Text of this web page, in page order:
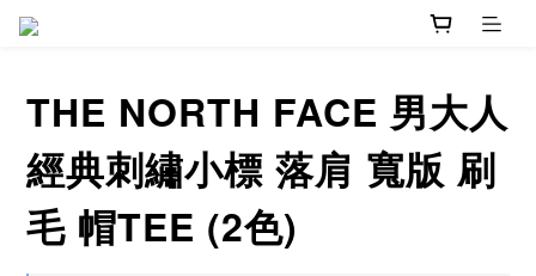
THE NORTH FACE 男大人
經典刺繡小標 落肩 寬版 刷
毛 帽TEE (2色)